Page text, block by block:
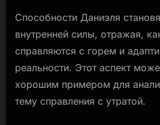
Способности Даниэля
внутренней силы, отражая,
справляются с горем и
реальности. Этот аспект
хорошим примером для
тему справления с утратой.